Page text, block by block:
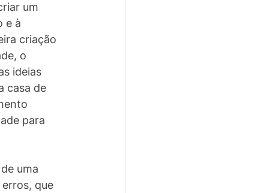
um
e à
criação
o
ideias
casa de
para
uma
que